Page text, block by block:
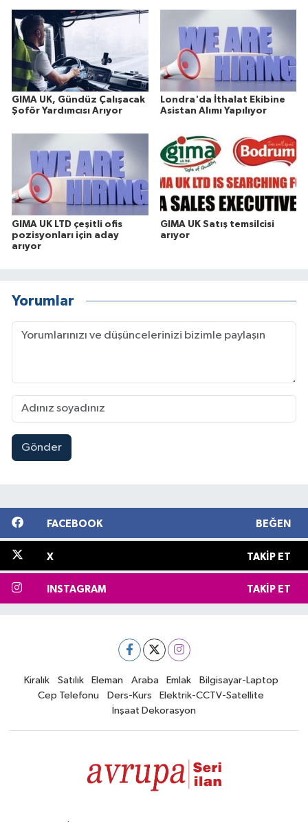
GIMA UK, Gündüz Çalışacak
Şoför Yardımcısı Arıyor
Londra'da İthalat Ekibine
Asistan Alımı Yapılıyor
GIMA UK LTD çeşitli ofis
pozisyonları için aday
arıyor
GIMA UK Satış temsilcisi
arıyor
Yorumlar
Gönder
FACEBOOK BEĞEN
X TAKIP ET
INSTAGRAM TAKIP ET
Kiralık Satılık Eleman Araba Emlak
Bilgisayar-Laptop
Cep Telefonu
Ders-Kurs
Elektrik-CCTV-Satellite
İnşaat Dekorasyon